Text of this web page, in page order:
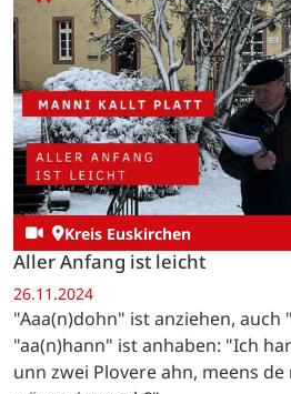
Kreis Euskirchen
Aller Anfang ist leicht
26.11.2024
"Aaa(n)dohn" ist anziehen, auch
"aa(n)hann" ist anhaben: "Ich
unn zwei Plovere ahn, meens